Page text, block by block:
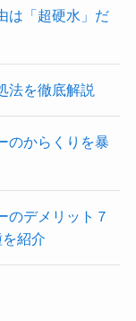
は「超硬水」だ
法を徹底解説
のからくりを暴
のデメリット７
紹介